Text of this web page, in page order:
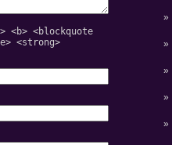
<blockquote
<strong>